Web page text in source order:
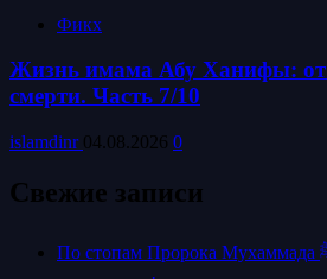
Фикх
Жизнь имама Абу Ханифы: от
смерти. Часть 7/10
islamdinr 04.08.2026 0
Свежие записи
По стопам Пророка Мухаммада ﷺ. Часть 8: «Я тоже